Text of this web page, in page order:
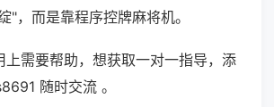
"，而是靠程序控牌麻将机。
上需要帮助，想获取一对一指导，添
随时交流 。